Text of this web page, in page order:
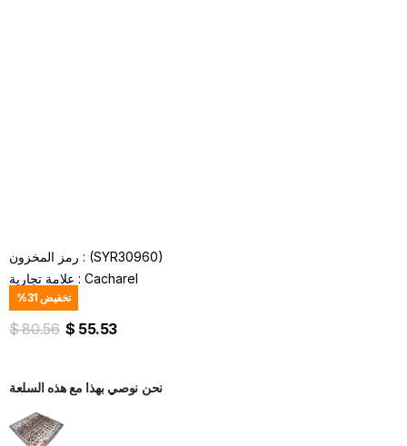
رمز المخزون
(SYR30960)
علامة تجارية : Cacharel
%31 تخفيض
$ 80.56 $ 55.53
نحن نوصي بهذا مع هذه السلعة